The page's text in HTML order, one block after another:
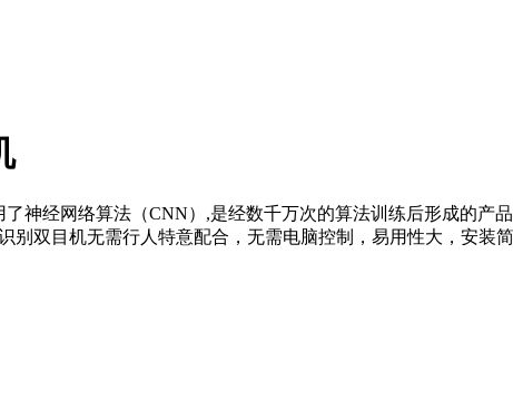
神经网络算法（CNN）,是经数千万次的算法训练后形成的
别双目机无需行人特意配合，无需电脑控制，易用性大，安装